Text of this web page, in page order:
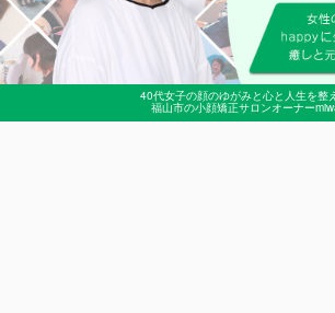
40代女子の顔のゆがみと心と人生を整
福山市の小顔矯正サロンオーナー